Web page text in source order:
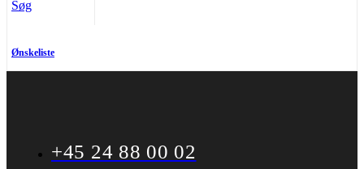
Søg
Ønskeliste
+45 24 88 00 02